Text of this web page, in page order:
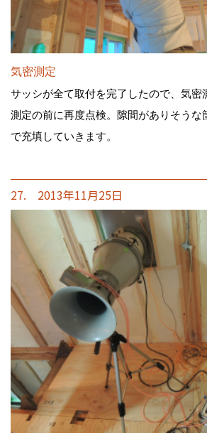
気密測定
サッシが全て取付を完了したので、気密
測定の前に再度点検。隙間がありそうな
で充填していきます。
27. 2013年11月25日